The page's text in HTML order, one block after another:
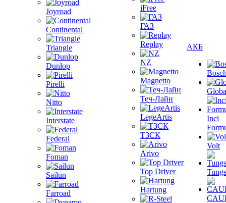
Joyroad
Continental
Triangle
Dunlop
Pirelli
Nitto
Interstate
Federal
Foman
Sailun
Farroad
iFree
ГАЗ
Replay
NZ
Magnetto
Теч-Лайн
LegeArtis
ТЗСК
Arivo
Top Driver
Hartung
АКБ
Inci
Volt